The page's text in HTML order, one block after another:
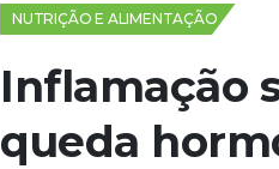
NUTRIÇÃO E ALIMENTAÇÃO
Inflamação
queda